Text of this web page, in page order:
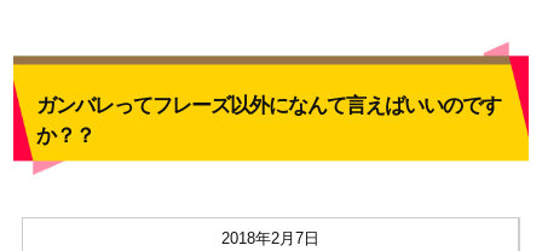
ガンバレってフレーズ以外になんて言えばいいのです
か？？
2018年2月7日